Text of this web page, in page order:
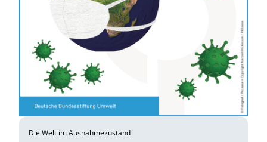
Die Welt im Ausnahmezustand